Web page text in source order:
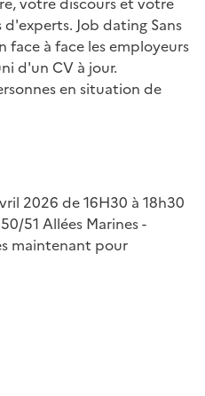
Job dating Sans
face à face les employeurs
d'un CV à jour.
en situation de
2026 de 16H30 à 18h30
51 Allées Marines -
maintenant pour